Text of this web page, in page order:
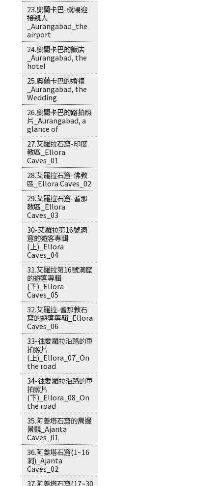
23.奧蘭卡巴-機場迎
接親人
_Aurangabad_the
airport
24.奧蘭卡巴的飯店
_Aurangabad, the
hotel
25.奧蘭卡巴的婚禮
_Aurangabad, the
Wedding
26.奧蘭卡巴的路拍照
片_Aurangabad, a
glance of
27.艾羅拉石窟-印度
教區_Ellora
Caves_01
28.艾羅拉石窟-佛教
區_Ellora Caves_02
29.艾羅拉石窟-耆那
教區_Ellora
Caves_03
30-艾羅拉第16號洞
窟的遊客專輯
(上)_Ellora
Caves_04
31.艾羅拉第16號洞窟
的遊客專輯
(下)_Ellora
Caves_05
32.艾羅拉-耆那教石
窟的遊客專輯_Ellora
Caves_06
33-往愛羅拉沿路的車
拍照片
(上)_Ellora_07_On
the road
34-往愛羅拉沿路的車
拍照片
(下)_Ellora_08_On
the road
35.阿姜塔石窟的周邊
景觀_Ajanta
Caves_01
36.阿姜塔石窟(1~16
洞)_Ajanta
Caves_02
37.阿姜塔石窟(17~30